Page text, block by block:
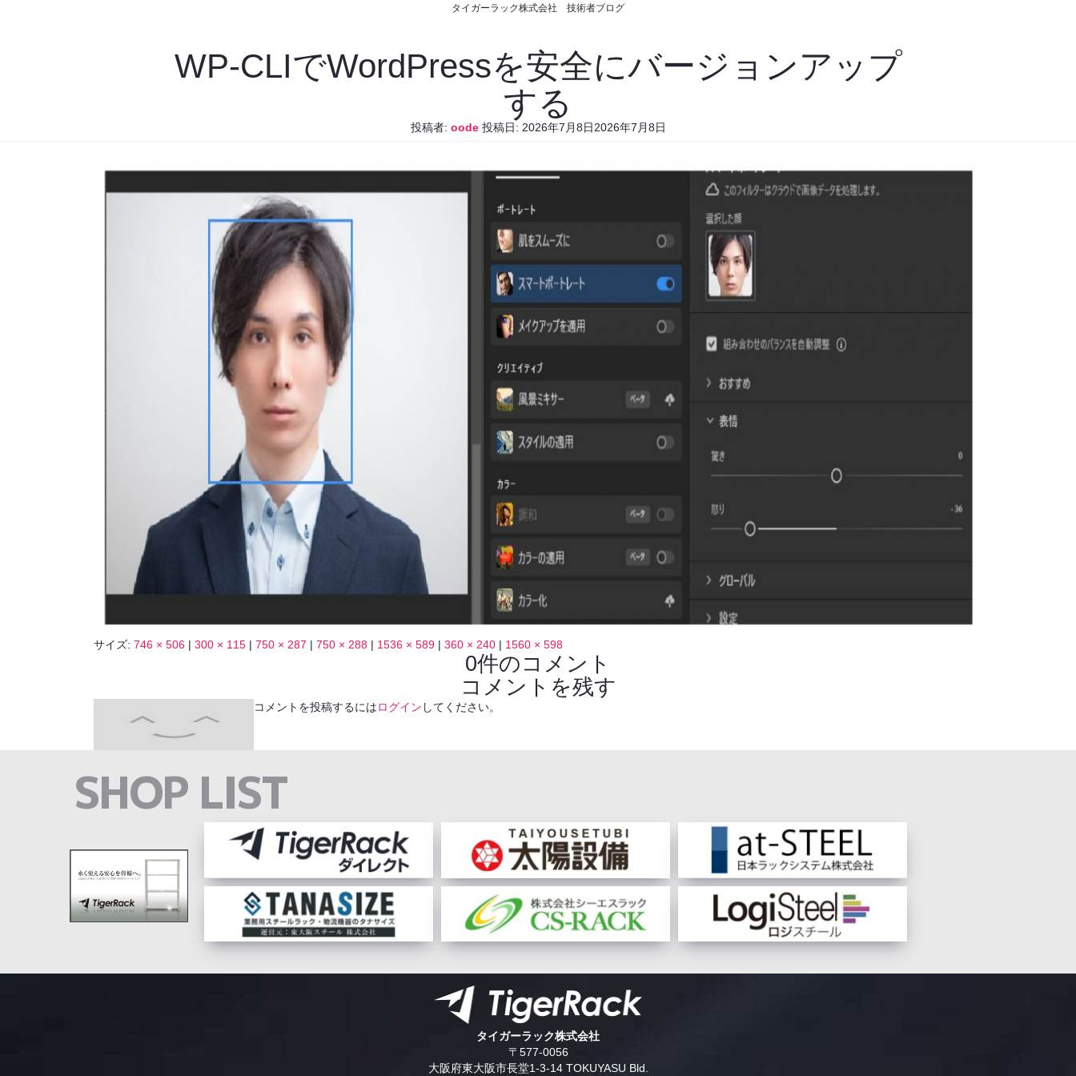
タイガーラック株式会社 技術者ブログ
WP-CLIでWordPressを安全にバージョンアップ
する
投稿者: oode投稿日: 2026年7月8日2026年7月8日
サイズ: 746 × 506 | 300 × 115 | 750 × 287 | 750 × 288 | 1536 × 589 | 360 × 240 | 1560 × 598
0件のコメント
コメントを残す
コメントを投稿するにはログイン してください。
SHOP LIST
タイガーラック株式会社
〒577-0056
大阪府東大阪市長堂1-3-14 TOKUYASU Bld.